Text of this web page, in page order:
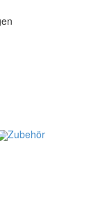
Zubehör